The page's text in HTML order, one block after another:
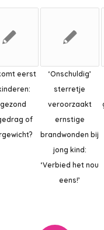
eerst
of
‘Onschuldig’
sterretje
veroorzaakt
ernstige
brandwonden bij
jong kind:
‘Verbied het nou
eens!’